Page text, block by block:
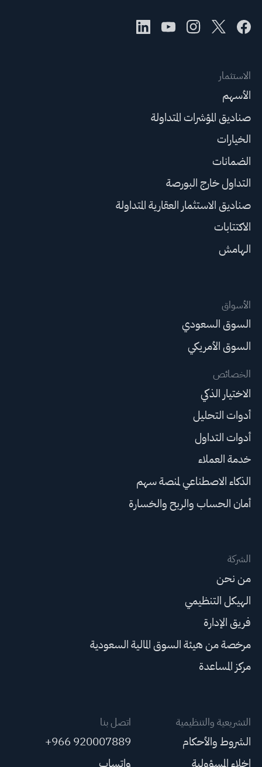
الاستثمار
الأسهم
صناديق المؤشرات المتداولة
الخيارات
الضمانات
التداول خارج البورصة
صناديق الاستثمار العقارية المتداولة
الاكتتابات
الهامش
الأسواق
السوق السعودي
السوق الأمريكي
الخصائص
الاختيار الذكي
أدوات التحليل
أدوات التداول
خدمة العملاء
الذكاء الاصطناعي لمنصة سهم
أمان الحساب والربح والخسارة
الشركة
من نحن
الهيكل التنظيمي
فريق الإدارة
مرخصة من هيئة السوق المالية السعودية
مركز المساعدة
التشريعية والتنظيمية
الشروط والأحكام
إخلاء المسؤولية
اتصل بنا
+966 920007889
واتساب